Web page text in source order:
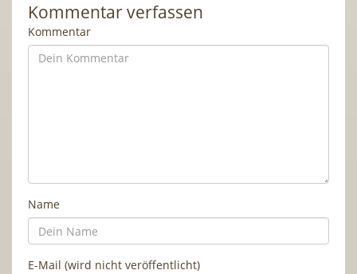
Kommentar verfassen
Kommentar
Name
E-Mail (wird nicht veröffentlicht)